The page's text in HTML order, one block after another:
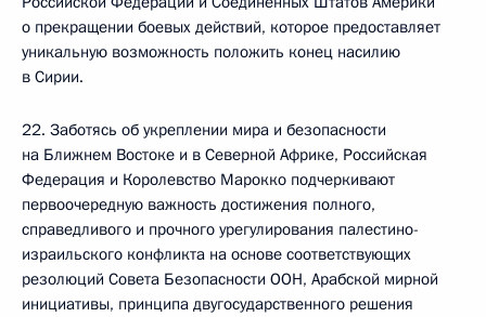
о прекращении боевых действий, которое предоставляет
уникальную возможность положить конец насилию
в Сирии.
22. Заботясь об укреплении мира и безопасности
на Ближнем Востоке и в Северной Африке, Российская
Федерация и Королевство Марокко подчеркивают
первоочередную важность достижения полного,
справедливого и прочного урегулирования палестино-
израильского конфликта на основе соответствующих
резолюций Совета Безопасности ООН, Арабской мирной
инициативы, принципа двугосударственного решения